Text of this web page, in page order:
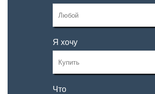
Я хочу
Что